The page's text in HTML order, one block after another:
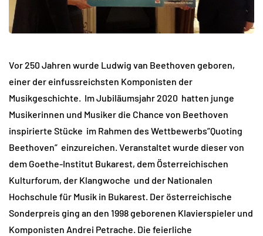
Vor 250 Jahren wurde Ludwig van Beethoven geboren,
einer der einfussreichsten Komponisten der
Musikgeschichte. Im Jubiläumsjahr 2020 hatten junge
Musikerinnen und Musiker die Chance von Beethoven
inspirierte Stücke im Rahmen des Wettbewerbs”Quoting
Beethoven” einzureichen. Veranstaltet wurde dieser von
dem Goethe-Institut Bukarest, dem Österreichischen
Kulturforum, der Klangwoche und der Nationalen
Hochschule für Musik in Bukarest. Der österreichische
Sonderpreis ging an den 1998 geborenen Klavierspieler und
Komponisten Andrei Petrache. Die feierliche